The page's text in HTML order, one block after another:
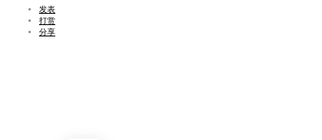
发表
打赏
分享